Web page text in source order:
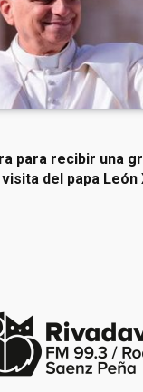
para recibir una
del papa León